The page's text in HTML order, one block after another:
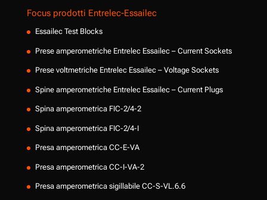
Focus prodotti Entrelec-Essailec
Essailec Test Blocks
Prese amperometriche Entrelec Essailec – Current Sockets
Prese voltmetriche Entrelec Essailec – Voltage Sockets
Spine amperometriche Entrelec Essailec – Current Plugs
Spina amperometrica FIC-2/4-2
Spina amperometrica FIC-2/4-I
Presa amperometrica CC-E-VA
Presa amperometrica CC-I-VA-2
Presa amperometrica sigillabile CC-S-VL.6.6